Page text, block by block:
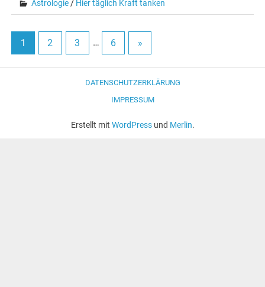
Astrologie / Hier täglich Kraft tanken
1 2 3 … 6 »
DATENSCHUTZERKLÄRUNG
IMPRESSUM
Erstellt mit WordPressund Merlin.